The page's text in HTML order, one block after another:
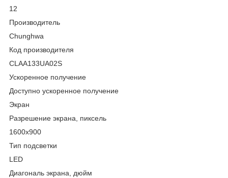
12
Производитель
Chunghwa
Код производителя
CLAA133UA02S
Ускоренное получение
Доступно ускоренное получение
Экран
Разрешение экрана, пиксель
1600x900
Тип подсветки
LED
Диагональ экрана, дюйм